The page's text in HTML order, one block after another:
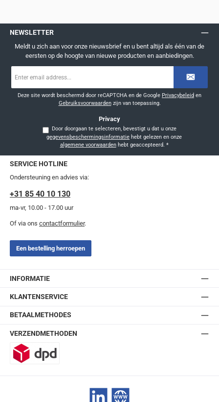
NEWSLETTER
Meldt u zich aan voor onze nieuwsbrief en u bent altijd als één van de
eersten op de hoogte van nieuwe producten en aanbiedingen.
mailadres
Deze site wordt beschermd door reCAPTCHA en de Google Privacybeleid en
Gebruiksvoorwaardenzijn van toepassing.
Privacy
Door doorgaan te selecteren, bevestigt u dat u onze
gegevensbeschermingsinformatie
algemene voorwaardenhebt geaccepteerd. *
SERVICE HOTLINE
Ondersteuning en advies via:
+31 85 40 10 130
ma-vr, 10.00 - 17.00 uur
Of via ons contactformulier.
Een bestelling herroepen
INFORMATIE
KLANTENSERVICE
BETAALMETHODES
VERZENDMETHODEN
LinkedIn Website